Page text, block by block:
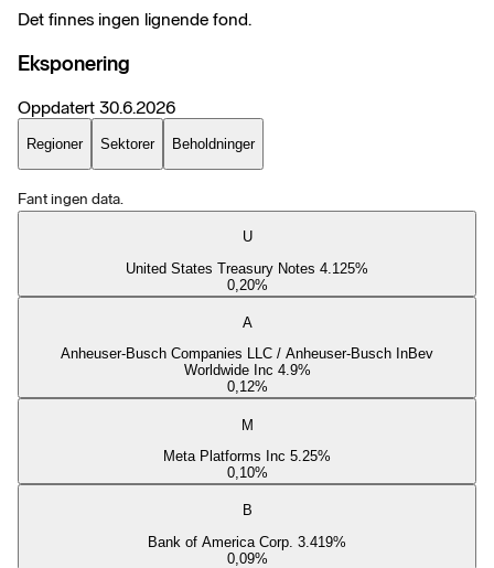
Det finnes ingen lignende fond.
Eksponering
Oppdatert 30.6.2026
Regioner Sektorer Beholdninger
Fant ingen data.
U
United States Treasury Notes 4.125%
0,20%
A
Anheuser-Busch Companies LLC / Anheuser-Busch InBev
Worldwide Inc 4.9%
0,12%
M
Meta Platforms Inc 5.25%
0,10%
B
Bank of America Corp. 3.419%
0,09%